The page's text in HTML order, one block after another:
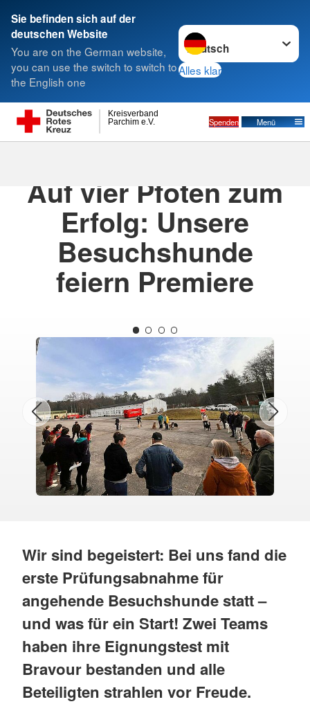
Sie befinden sich auf der
deutschen Website
You are on the German website,
you can use the switch to switch to
the English one
Sprache wechseln zu
Alles klar
Parchim e.V.
Kreisverband
Spenden Menü
Suche
Auf vier Pfoten zum
Erfolg: Unsere
Besuchshunde
feiern Premiere
Wir sind begeistert: Bei uns fand die
erste Prüfungsabnahme für
angehende Besuchshunde statt –
und was für ein Start! Zwei Teams
haben ihre Eignungstest mit
Bravour bestanden und alle
Beteiligten strahlen vor Freude.